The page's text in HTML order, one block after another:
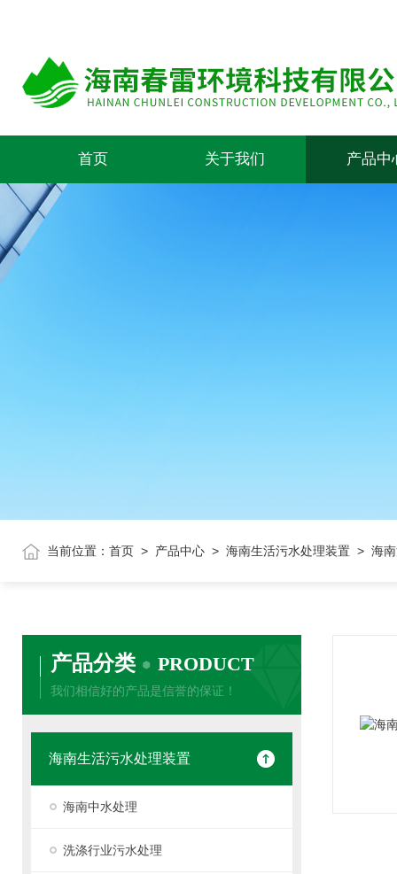
首页 关于我们 产品中
当前位置： 首页 > 产品中心 > 海南生活污水处理装置 > 海
产品分类 PRODUCT
我们相信好的产品是信誉的保证！
海南生活污水处理装置
海南中水处理
洗涤行业污水处理